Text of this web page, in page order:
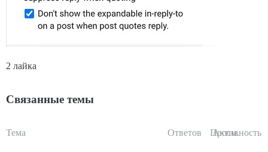
2 лайка
Связанные темы
Тема Ответов Просм.
Активность